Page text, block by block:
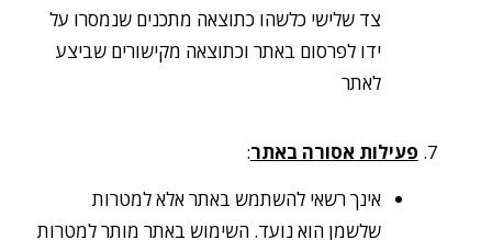
צד שלישי כלשהו כתוצאה מתכנים שנמסרו על
ידו לפרסום באתר וכתוצאה מקישורים שביצע
לאתר
פעילות אסורה באתר:
אינך רשאי להשתמש באתר אלא למטרות
שלשמן הוא נועד. השימוש באתר מותר למטרות